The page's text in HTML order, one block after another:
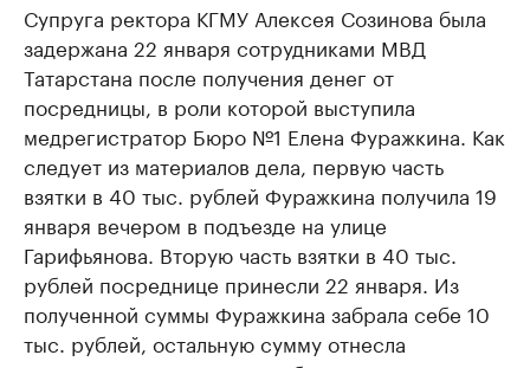
Супруга ректора КГМУ Алексея Созинова была
задержана 22 января сотрудниками МВД
Татарстана после получения денег от
посредницы, в роли которой выступила
медрегистратор Бюро №1 Елена Фуражкина. Как
следует из материалов дела, первую часть
взятки в 40 тыс. рублей Фуражкина получила 19
января вечером в подъезде на улице
Гарифьянова. Вторую часть взятки в 40 тыс.
рублей посреднице принесли 22 января. Из
полученной суммы Фуражкина забрала себе 10
тыс. рублей, остальную сумму отнесла